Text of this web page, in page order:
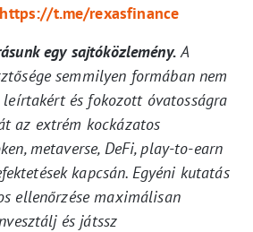
https://t.me/rexasfinance
egy sajtóközlemény. A
semmilyen formában nem
és fokozott óvatosságra
az extrém kockázatos
metaverse, DeFi, play-to-earn
kapcsán. Egyéni kutatás
ellenőrzése maximálisan
és játssz